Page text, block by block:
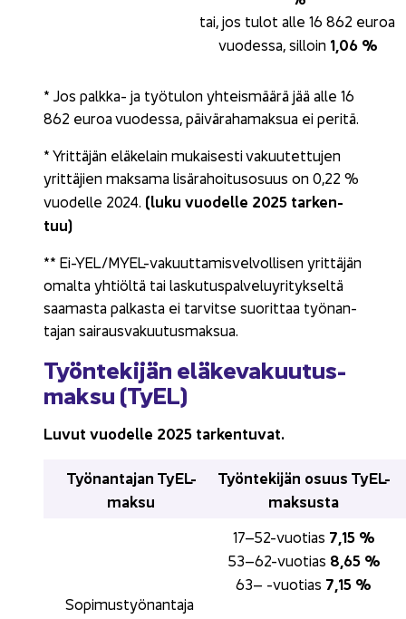
tai, jos tulot alle 16 862 euroa
vuo­des­sa, sil­loin 1,06 %
* Jos palkka-​ ja työ­tu­lon yh­teis­mää­rä jää alle 16
862 euroa vuo­des­sa, päi­vä­ra­ha­mak­sua ei pe­ri­tä.
* Yrit­tä­jän elä­ke­lain mu­kai­ses­ti va­kuu­tet­tu­jen
yrit­tä­jien mak­sa­ma li­sä­ra­hoi­tuso­suus on 0,22 %
vuo­del­le 2024. (luku vuo­del­le 2025 tar­ken­
tuu)
** Ei-​YEL/MYEL-​vakuuttamisvelvollisen yrit­tä­jän
omal­ta yh­tiöl­tä tai las­ku­tus­pal­ve­lu­yri­tyk­sel­tä
saa­mas­ta pal­kas­ta ei tar­vit­se suo­rit­taa työ­nan­
ta­jan sai­raus­va­kuu­tus­mak­sua.
Työn­te­ki­jän elä­ke­va­kuu­tus­
mak­su (TyEL)
Luvut vuo­del­le 2025 tar­ken­tu­vat.
Työ­nan­ta­jan TyEL-​
maksu
Työn­te­ki­jän osuus TyEL-​
maksusta
So­pi­mus­työ­nan­ta­ja
17–52-​vuotias 7,15 %
53–62-​vuotias 8,65 %
63– -​vuotias 7,15 %